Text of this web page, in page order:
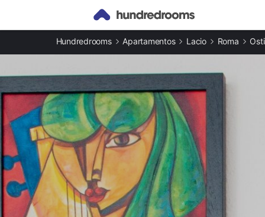
Casas rurales en Ostia
Apartamentos en Ostia
Hundredrooms Apartamentos Lacio Roma